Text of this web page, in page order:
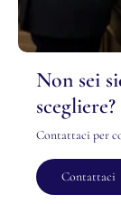
Non sei
scegliere?
Contattaci per
Contattaci